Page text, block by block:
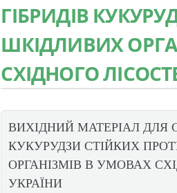
ГІБРИДІВ
ШКІДЛИВИХ
СХІДНОГО
ВИХІДНИЙ МАТЕРІАЛ ДЛЯ
КУКУРУДЗИ СТІЙКИХ
ОРГАНІЗМІВ В УМОВАХ
УКРАЇНИ